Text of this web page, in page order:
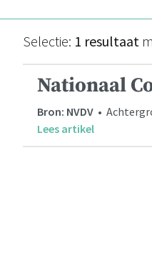
Selectie: 1 resultaat
Nationaal
Bron: NVDV •
Lees artikel